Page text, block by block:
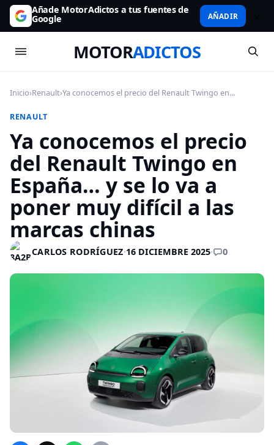
Añade MotorAdictos a tus fuentes de
Google AÑADIR
MOTORADICTOS
Inicio›Renault›Ya conocemos el precio del Renault Twingo en...
RENAULT
Ya conocemos el precio
del Renault Twingo en
España… y se lo va a
poner muy difícil a las
marcas chinas
CARLOS RODRÍGUEZ·16 DICIEMBRE 2025· 0